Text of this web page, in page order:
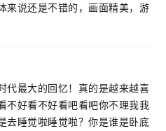
来说还是不错的，画面精美，游
代最大的回忆！真的是越来越喜
不好看不好看吧看吧你不理我我
去睡觉啦睡觉啦？你是谁是卧底